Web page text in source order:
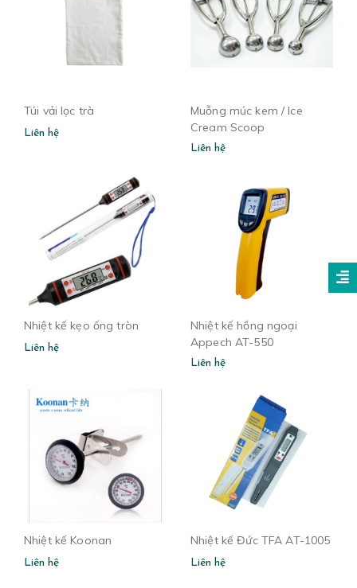
Túi vải lọc trà
Liên hệ
Muỗng múc kem / Ice
Cream Scoop
Liên hệ
Nhiệt kế kẹo ống tròn
Liên hệ
Nhiệt kế hồng ngoại
Appech AT-550
Liên hệ
Nhiệt kế Koonan
Liên hệ
Nhiệt kế Đức TFA AT-1005
Liên hệ